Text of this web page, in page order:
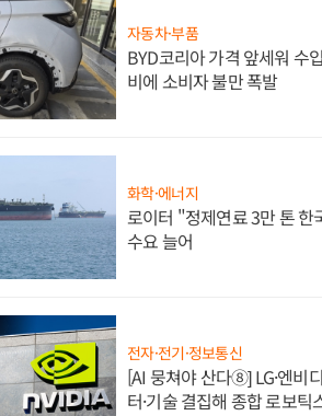
자동차·부품
BYD코리아 가격 앞세워 수
비에 소비자 불만 폭발
화학·에너지
로이터 "정제연료 3만 톤 한
수요 늘어
전자·전기·정보통신
[AI 뭉쳐야 산다⑧] LG·엔비
터·기술 결집해 종합 로보틱